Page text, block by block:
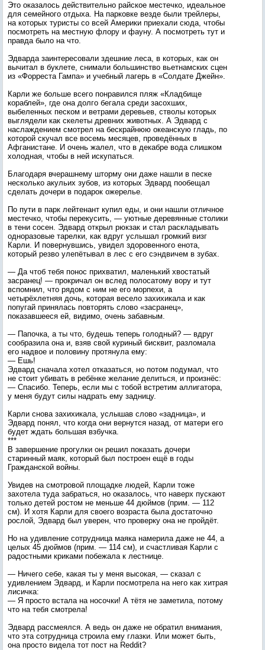
Это оказалось действительно райское местечко, идеальное
для семейного отдыха. На парковке везде были трейлеры,
на которых туристы со всей Америки приехали сюда, чтобы
посмотреть на местную флору и фауну. А посмотреть тут и
правда было на что.
Эдварда заинтересовали здешние леса, в которых, как он
вычитал в буклете, снимали большинство вьетнамских сцен
из «Форреста Гампа» и учебный лагерь в «Солдате Джейн».
Карли же больше всего понравился пляж «Кладбище
кораблей», где она долго бегала среди засохших,
выбеленных песком и ветрами деревьев, стволы которых
выглядели как скелеты древних животных. А Эдвард с
наслаждением смотрел на бескрайнюю океанскую гладь, по
которой скучал все восемь месяцев, проведённых в
Афганистане. И очень жалел, что в декабре вода слишком
холодная, чтобы в ней искупаться.
Благодаря вчерашнему шторму они даже нашли в песке
несколько акульих зубов, из которых Эдвард пообещал
сделать дочери в подарок ожерелье.
По пути в парк лейтенант купил еды, и они нашли отличное
местечко, чтобы перекусить, — уютные деревянные столики
в тени сосен. Эдвард открыл рюкзак и стал раскладывать
одноразовые тарелки, как вдруг услышал громкий визг
Карли. И повернувшись, увидел здоровенного енота,
который резво улепётывал в лес с его сэндвичем в зубах.
— Да чтоб тебя понос прихватил, маленький хвостатый
засранец! — прокричал он вслед полосатому вору и тут
вспомнил, что рядом с ним не его морпехи, а
четырёхлетняя дочь, которая весело захихикала и как
попугай принялась повторять слово «засранец»,
показавшееся ей, видимо, очень забавным.
— Папочка, а ты что, будешь теперь голодный? — вдруг
сообразила она и, взяв свой куриный бисквит, разломала
его надвое и половину протянула ему:
— Ешь!
Эдвард сначала хотел отказаться, но потом подумал, что
не стоит убивать в ребёнке желание делиться, и произнёс:
— Спасибо. Теперь, если мы с тобой встретим аллигатора,
у меня будут силы надрать ему задницу.
Карли снова захихикала, услышав слово «задница», и
Эдвард понял, что когда они вернутся назад, от матери его
будет ждать большая взбучка.
***
В завершение прогулки он решил показать дочери
старинный маяк, который был построен ещё в годы
Гражданской войны.
Увидев на смотровой площадке людей, Карли тоже
захотела туда забраться, но оказалось, что наверх пускают
только детей ростом не меньше 44 дюймов (прим. — 112
см). И хотя Карли для своего возраста была достаточно
рослой, Эдвард был уверен, что проверку она не пройдёт.
Но на удивление сотрудница маяка намерила даже не 44, а
целых 45 дюймов (прим. — 114 см), и счастливая Карли с
радостными криками побежала к лестнице.
— Ничего себе, какая ты у меня высокая, — сказал с
удивлением Эдвард, и Карли посмотрела на него как хитрая
лисичка:
— Я просто встала на носочки! А тётя не заметила, потому
что на тебя смотрела!
Эдвард рассмеялся. А ведь он даже не обратил внимания,
что эта сотрудница строила ему глазки. Или может быть,
она просто видела тот пост на Reddit?